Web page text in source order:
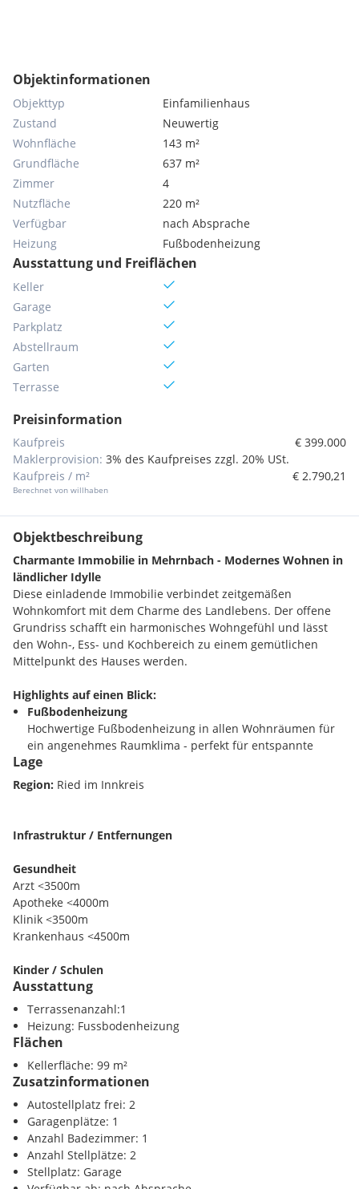
Objektinformationen
Objekttyp
Einfamilienhaus
Zustand
Neuwertig
Wohnfläche
143 m²
Grundfläche
637 m²
Zimmer
4
Nutzfläche
220 m²
Verfügbar
nach Absprache
Heizung
Fußbodenheizung
Ausstattung und Freiflächen
Keller
Garage
Parkplatz
Abstellraum
Garten
Terrasse
Preisinformation
Kaufpreis
€ 399.000
Maklerprovision: 3% des Kaufpreises zzgl. 20% USt.
Kaufpreis / m²
Berechnet von willhaben
€ 2.790,21
Objektbeschreibung
Charmante Immobilie in Mehrnbach - Modernes Wohnen in
ländlicher Idylle
Diese einladende Immobilie verbindet zeitgemäßen
Wohnkomfort mit dem Charme des Landlebens. Der offene
Grundriss schafft ein harmonisches Wohngefühl und lässt
den Wohn-, Ess- und Kochbereich zu einem gemütlichen
Mittelpunkt des Hauses werden.
Highlights auf einen Blick:
Fußbodenheizung ️
Hochwertige Fußbodenheizung in allen Wohnräumen für
ein angenehmes Raumklima - perfekt für entspannte
Abende mit Familie und Freunden. ‍‍‍
Großzügige Terrasse
Genießen eines Glases Wein am Abend.
Wunderschöner Garten in Hanglage
Platz für Erholung oder gärtnerische Gestaltungsideen -
Ihre persönliche Wohlfühloase. ‍
Parkmöglichkeiten ️
und Flexibilität.
Raumaufteilung:
1 Schlafzimmer ️
2 Kinderzimmer
Offener Wohn-, Ess- & Küchenbereich ️️
Bad mit Badewanne
Separates WC
Hauswirtschaftsraum
Lage
Region: Ried im Innkreis
Infrastruktur / Entfernungen
Gesundheit
Arzt <3500m
Apotheke <4000m
Klinik <3500m
Krankenhaus <4500m
Kinder / Schulen
Schule <500m
Kindergarten <500m
Höhere Schule <3500m
Supermarkt <2500m
Bäckerei <500m
Einkaufszentrum <4000m
Verkehr
Bahnhof <3500m
Autobahnanschluss <8000m
Ausstattung
Terrassenanzahl:1
Heizung: Fussbodenheizung
Flächen
Kellerfläche: 99 m²
Zusatzinformationen
Autostellplatz frei: 2
Garagenplätze: 1
Anzahl Badezimmer: 1
Anzahl Stellplätze: 2
Stellplatz: Garage